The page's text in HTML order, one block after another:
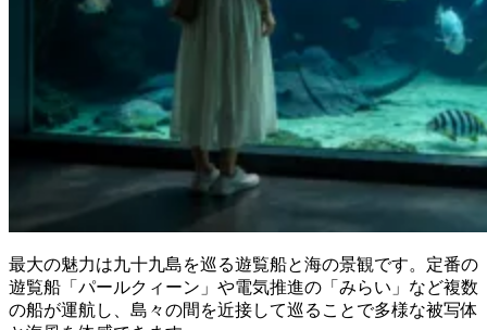
最大の魅力は九十九島を巡る遊覧船と海の景観です。定番の
遊覧船「パールクィーン」や電気推進の「みらい」など複数
の船が運航し、島々の間を近接して巡ることで多様な被写体